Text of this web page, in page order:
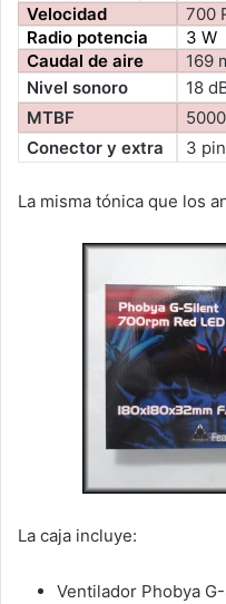
Velocidad
700
Radio potencia
3 W
Caudal de aire
169
Nivel sonoro
18
MTBF
Conector y extra
3
La misma tónica que los
La caja incluye:
Ventilador Phobya